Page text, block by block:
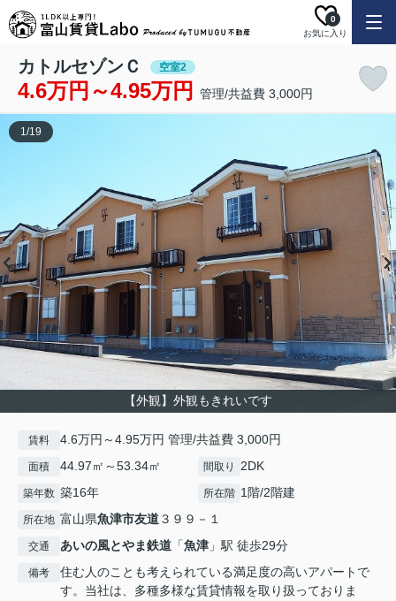
お気に入り
0
カトルセゾンＣ 空室2
4.6万円～4.95万円 管理/共益費 3,000円
【外観】外観もきれいです
1/19
賃料 4.6万円～4.95万円 管理/共益費 3,000円
面積 44.97㎡～53.34㎡ 間取り 2DK
築年数 築16年 所在階 1階/2階建
所在地 富山県魚津市友道３９９－１
交通 あいの風とやま鉄道 「魚津 」駅 徒歩29分
備考
住む人のことも考えられている満足度の高いアパートで
す。当社は、多種多様な賃貸情報を取り扱っておりま